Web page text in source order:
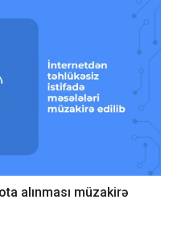
alınması müzakirə